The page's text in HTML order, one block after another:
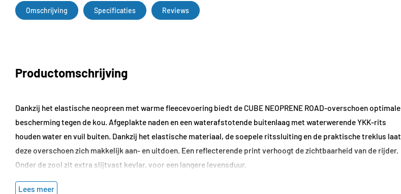
Omschrijving Specificaties Reviews
Productomschrijving
Dankzij het elastische neopreen met warme fleecevoering biedt de CUBE NEOPRENE ROAD-overschoen optimale
bescherming tegen de kou. Afgeplakte naden en een waterafstotende buitenlaag met waterwerende YKK-rits
houden water en vuil buiten. Dankzij het elastische materiaal, de soepele ritssluiting en de praktische treklus laat
deze overschoen zich makkelijk aan- en uitdoen. Een reflecterende print verhoogt de zichtbaarheid van de rijder.
Onder de zool zit extra slijtvast kevlar, voor een langere levensduur.
Lees meer